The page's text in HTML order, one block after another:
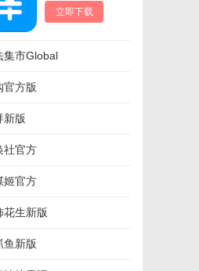
立即下载
集市Global
官方版
新版
社官方
姬官方
花生新版
鱼新版